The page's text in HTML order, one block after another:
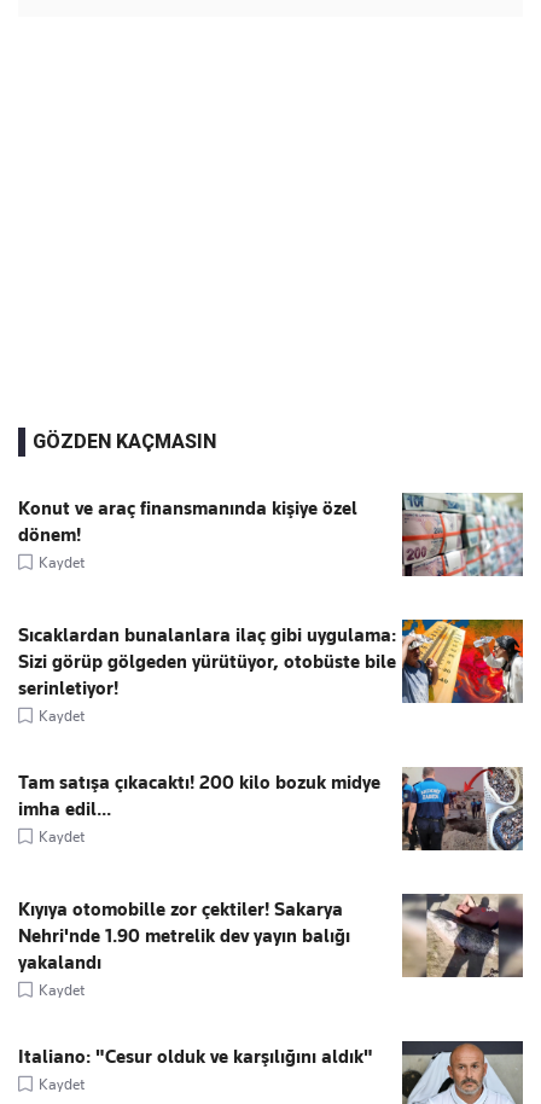
GÖZDEN KAÇMASIN
Konut ve araç finansmanında kişiye özel
dönem!
Kaydet
Sıcaklardan bunalanlara ilaç gibi uygulama:
Sizi görüp gölgeden yürütüyor, otobüste bile
serinletiyor!
Kaydet
Tam satışa çıkacaktı! 200 kilo bozuk midye
imha edil...
Kaydet
Kıyıya otomobille zor çektiler! Sakarya
Nehri'nde 1.90 metrelik dev yayın balığı
yakalandı
Kaydet
Italiano: "Cesur olduk ve karşılığını aldık"
Kaydet